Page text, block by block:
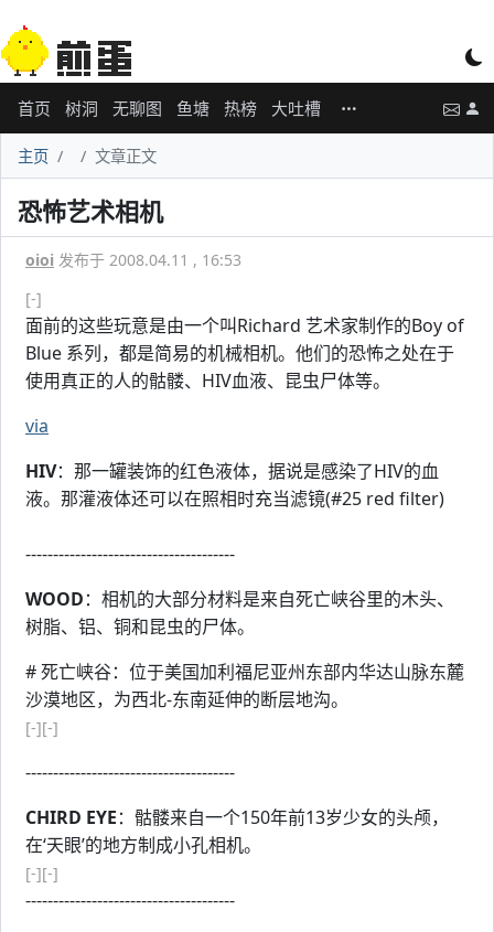
首页 树洞 无聊图 鱼塘 热榜 大吐槽
主页 文章正文
恐怖艺术相机
oioi 发布于 2008.04.11 , 16:53
[-]
面前的这些玩意是由一个叫Richard 艺术家制作的Boy of
Blue 系列，都是简易的机械相机。他们的恐怖之处在于
使用真正的人的骷髅、HIV血液、昆虫尸体等。
via
HIV：那一罐装饰的红色液体，据说是感染了HIV的血
液。那灌液体还可以在照相时充当滤镜(#25 red filter)
--------------------------------------
WOOD：相机的大部分材料是来自死亡峡谷里的木头、
树脂、铝、铜和昆虫的尸体。
# 死亡峡谷：位于美国加利福尼亚州东部内华达山脉东麓
沙漠地区，为西北-东南延伸的断层地沟。
[-][-]
--------------------------------------
CHIRD EYE：骷髅来自一个150年前13岁少女的头颅，
在‘天眼’的地方制成小孔相机。
[-][-]
--------------------------------------